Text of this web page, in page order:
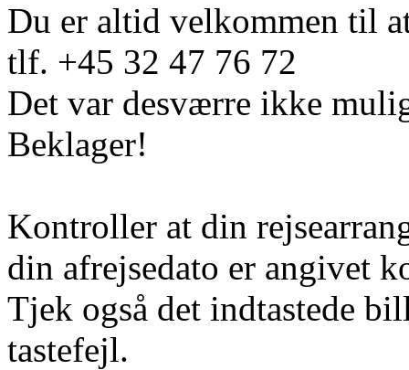
Du er altid velkommen til
tlf. +45 32 47 76 72
Det var desværre ikke
Beklager!
Kontroller at din
din afrejsedato er angivet
Tjek også det indtastede
tastefejl.